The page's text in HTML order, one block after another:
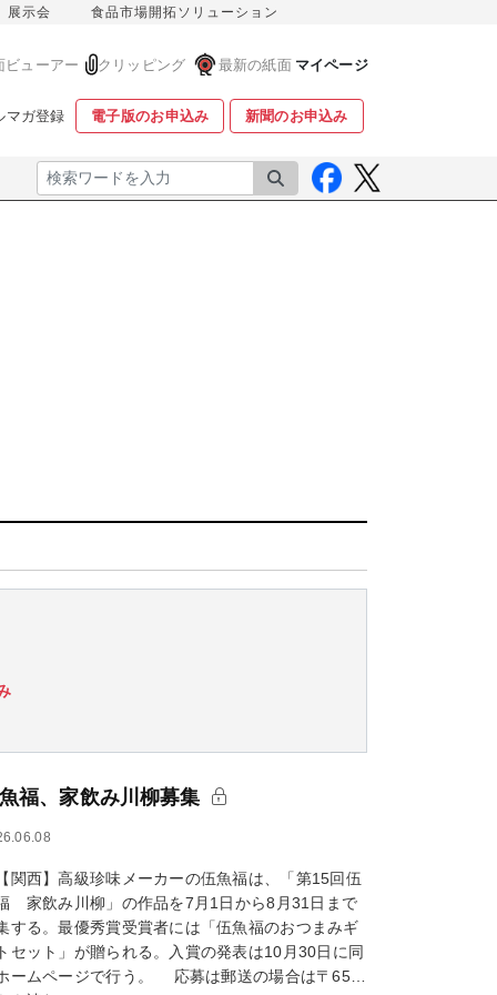
展示会 食品市場開拓ソリューション
ビューアー クリッピング 最新の紙面 マイページ
マガ登録 電子版のお申込み 新聞のお申込み
検索
福、家飲み川柳募集
西】高級珍味メーカーの伍魚福は、「第15回伍
家飲み川柳」の作品を7月1日から8月31日まで
する。最優秀賞受賞者には「伍魚福のおつまみギ
セット」が贈られる。入賞の発表は10月30日に同
ームページで行う。 応募は郵送の場合は〒65…